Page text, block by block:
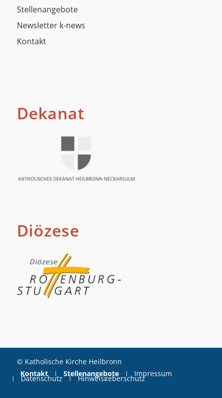
Stellenangebote
Newsletter k-news
Kontakt
Dekanat
Diözese
© Katholische Kirche Heilbronn
Kontakt
Stellenangebote Impressum
Datenschutz Hinweisgeberschutz